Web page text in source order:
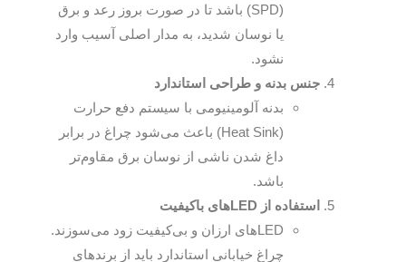
(SPD) باشد تا در صورت بروز رعد و برق
یا نوسان شدید، به مدار اصلی آسیب وارد
نشود.
جنس بدنه و طراحی استاندارد
بدنه آلومینیومی با سیستم دفع حرارت
(Heat Sink) باعث می‌شود چراغ در برابر
داغ شدن ناشی از نوسان برق مقاوم‌تر
باشد.
استفاده از
های باکیفیت
LEDهای ارزان و بی‌کیفیت زود می‌سوزند.
چراغ خیابانی استاندارد باید از برندهای